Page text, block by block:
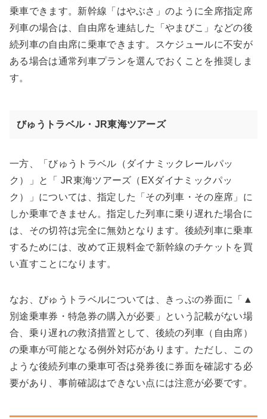
乗車できます。新幹線「はやぶさ」のように全席指定席
列車の場合は、自由席を連結した「やまびこ」などの後
続列車の自由席に乗車できます。スケジュールに不安が
ある場合は通常列車プランを選んでおくことを推奨しま
す。
びゅうトラベル・JR東海ツアーズ
一方、「びゅうトラベル（ダイナミックレールパッ
ク）」と「 JR東海ツアーズ（EXダイナミックパッ
ク）」については、指定した「その列車・その座席」に
しか乗車できません。指定した列車に乗り遅れた場合に
は、その切符は完全に無効となります。後続列車に乗車
するためには、改めて正規料金で新幹線のチケットを買
い直すことになります。
なお、びゅうトラベルについては、きっぷの券面に「▲
別途乗車券・特急券の購入が必要」という記載がない場
合、乗り遅れの救済措置として、後続の列車（自由席）
の乗車が可能となる例外対応があります。ただし、この
ような後続列車の乗車可否は発券後に券面を確認する必
要があり、事前確認はできない点には注意が必要です。